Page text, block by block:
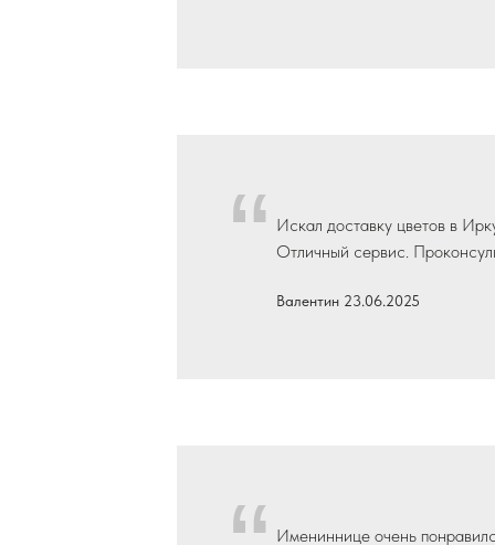
“ Искал доставку цветов в
Отличный сервис.
Валентин 23.06.2025
Имениннице очень